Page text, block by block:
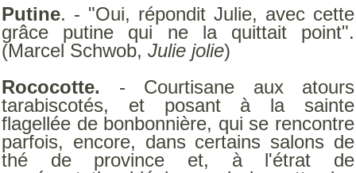
Putine. - "Oui, répondit Julie, avec cette
grâce putine qui ne la quittait point".
(Marcel Schwob, Julie jolie)
Rococotte. - Courtisane aux atours
tarabiscotés, et posant à la sainte
flagellée de bonbonnière, qui se rencontre
parfois, encore, dans certains salons de
thé de province et, à l'étrat de